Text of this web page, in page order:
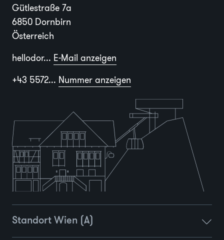
Gütlestraße 7a
6850 Dornbirn
Österreich
hellodor... E-Mail anzeigen
+43 5572... Nummer anzeigen
Standort Wien (A)